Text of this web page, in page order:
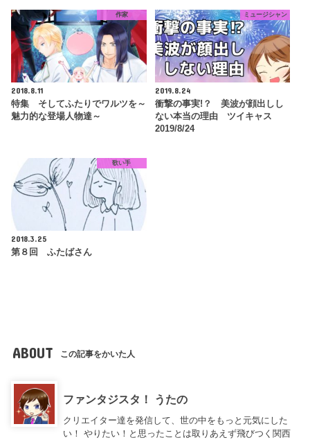
作家
2018.8.11
特集 そしてふたりでワルツを～
魅力的な登場人物達～
ミュージシャン
2019.8.24
衝撃の事実!？ 美波が顔出しし
ない本当の理由 ツイキャス
2019/8/24
歌い手
2018.3.25
第８回 ふたばさん
ABOUT この記事をかいた人
ファンタジスタ！ うたの
クリエイター達を発信して、世の中をもっと元気にした
い！ やりたい！と思ったことは取りあえず飛びつく関西